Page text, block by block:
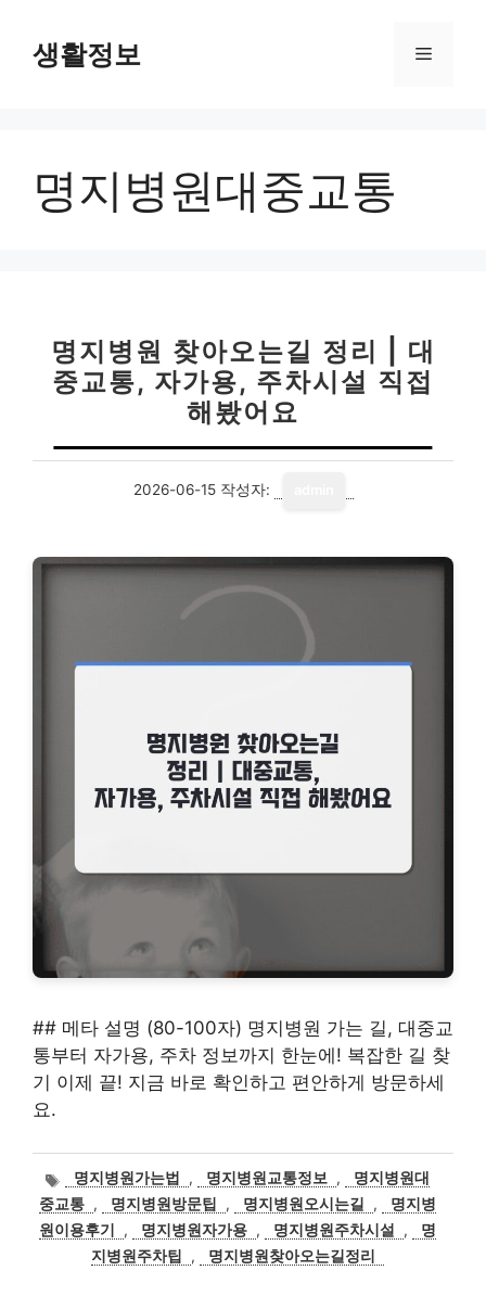
생활정보 메
명지병원대중교통
명지병원 찾아오는길 정리 | 대
중교통, 자가용, 주차시설 직접
해봤어요
2026-06-15 작성자:
## 메타 설명 (80-100자) 명지병원 가는 길, 대중교
통부터 자가용, 주차 정보까지 한눈에! 복잡한 길 찾
기 이제 끝! 지금 바로 확인하고 편안하게 방문하세
요.
태
그
명지병원가는법 , 명지병원교통정보 ,
명지병원대
중교통 , 명지병원방문팁 , 명지병원오시는길 ,
명지병
원이용후기
, 명지병원자가용 , 명지병원주차시설 ,
명
지병원주차팁
, 명지병원찾아오는길정리